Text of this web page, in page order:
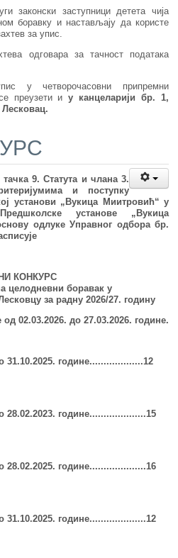
законски заступници детета чија
боравку и настављају да користе
за упис.
одговара за тачност података
у четворочасовни припремни
преузети и у канцеларији бр. 1,
9. Статута и члана 3.
и поступку
установи „Вукица Миитровић“ у
установе „ Вукица
одлуке Управног одбора бр.
КОНКУРС
целодневни боравак у
за радну 2026/27. годину
од 02.03.2026. до 27.03.2026. године.
31.10.2025. године...................12
28.02.2023. године....................15
28.02.2025. године....................16
31.10.2025. године....................12